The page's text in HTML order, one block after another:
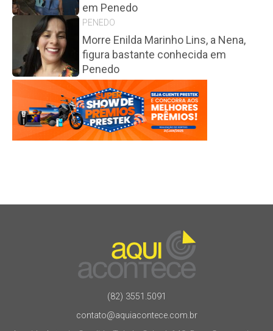
em Penedo
PENEDO
Morre Enilda Marinho Lins, a Nena,
figura bastante conhecida em
Penedo
(82) 3551.5091
contato@aquiacontece.com.br